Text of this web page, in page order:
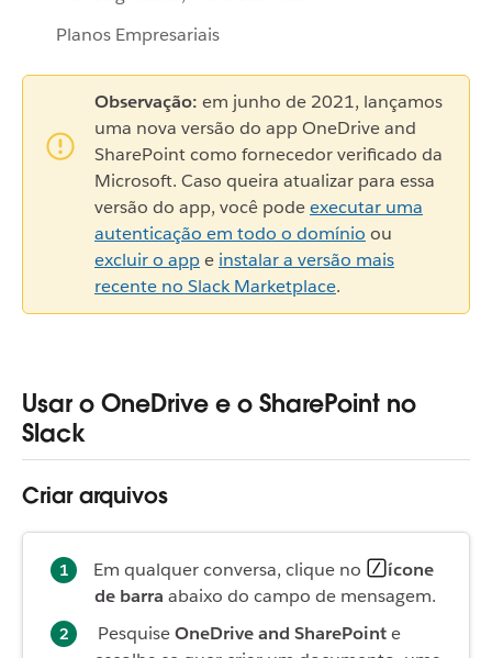
Planos Empresariais
Observação: em junho de 2021, lançamos
uma nova versão do app OneDrive and
SharePoint como fornecedor verificado da
Microsoft. Caso queira atualizar para essa
versão do app, você podeexecutar uma
autenticação em todo o domínio ou
excluir o appe instalar a versão mais
recente no Slack Marketplace.
Usar o OneDrive e o SharePoint no
Slack
Criar arquivos
Em qualquer conversa, clique no
ícone
de barra abaixo do campo de mensagem.
PesquiseOneDrive and SharePointe